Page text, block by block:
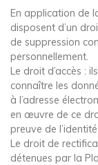
En application de
disposent d’un
de suppression
personnellement.
Le droit d’accès :
connaître les
à l’adresse
en œuvre de ce
preuve de
Le droit de
détenues par la